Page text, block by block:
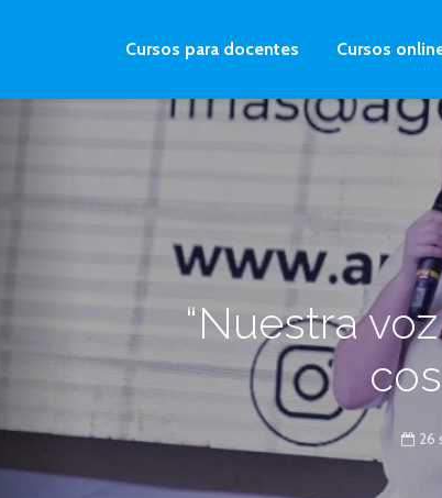
Cursos para docentes Cursos
“Nuestra
26